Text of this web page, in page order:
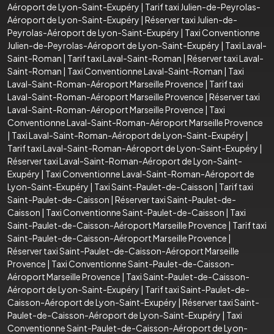
Aéroport de Lyon-Saint-Exupéry | Tarif taxi Julien-de-Peyrolas-
Aéroport de Lyon-Saint-Exupéry | Réserver taxi Julien-de-
Peyrolas-Aéroport de Lyon-Saint-Exupéry | Taxi Conventionne
Julien-de-Peyrolas-Aéroport de Lyon-Saint-Exupéry | Taxi Laval-
Saint-Roman | Tarif taxi Laval-Saint-Roman | Réserver taxi Laval-
Saint-Roman | Taxi Conventionne Laval-Saint-Roman | Taxi
Laval-Saint-Roman-Aéroport Marseille Provence | Tarif taxi
Laval-Saint-Roman-Aéroport Marseille Provence | Réserver taxi
Laval-Saint-Roman-Aéroport Marseille Provence | Taxi
Conventionne Laval-Saint-Roman-Aéroport Marseille Provence
| Taxi Laval-Saint-Roman-Aéroport de Lyon-Saint-Exupéry |
Tarif taxi Laval-Saint-Roman-Aéroport de Lyon-Saint-Exupéry |
Réserver taxi Laval-Saint-Roman-Aéroport de Lyon-Saint-
Exupéry | Taxi Conventionne Laval-Saint-Roman-Aéroport de
Lyon-Saint-Exupéry | Taxi Saint-Paulet-de-Caisson | Tarif taxi
Saint-Paulet-de-Caisson | Réserver taxi Saint-Paulet-de-
Caisson | Taxi Conventionne Saint-Paulet-de-Caisson | Taxi
Saint-Paulet-de-Caisson-Aéroport Marseille Provence | Tarif taxi
Saint-Paulet-de-Caisson-Aéroport Marseille Provence |
Réserver taxi Saint-Paulet-de-Caisson-Aéroport Marseille
Provence | Taxi Conventionne Saint-Paulet-de-Caisson-
Aéroport Marseille Provence | Taxi Saint-Paulet-de-Caisson-
Aéroport de Lyon-Saint-Exupéry | Tarif taxi Saint-Paulet-de-
Caisson-Aéroport de Lyon-Saint-Exupéry | Réserver taxi Saint-
Paulet-de-Caisson-Aéroport de Lyon-Saint-Exupéry | Taxi
Conventionne Saint-Paulet-de-Caisson-Aéroport de Lyon-